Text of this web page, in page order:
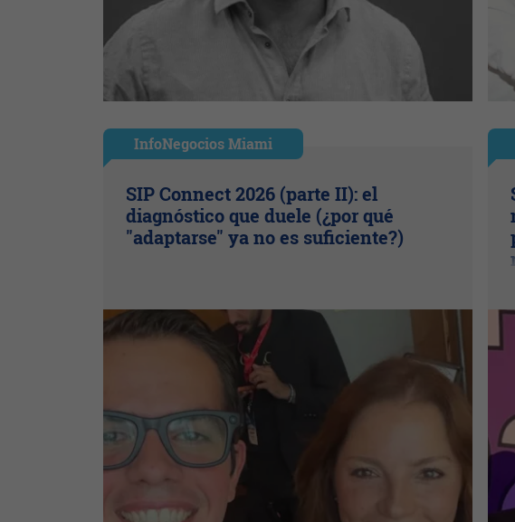
InfoNegocios Miami
SIP Connect 2026 (parte II): el
diagnóstico que duele (¿por qué
"adaptarse" ya no es suficiente?)